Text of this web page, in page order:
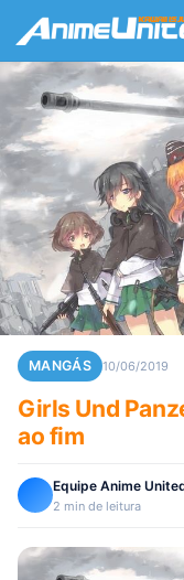
MANGÁS 10/06/2019
Girls Und
ao fim
Equipe Anime
2 min de leitura